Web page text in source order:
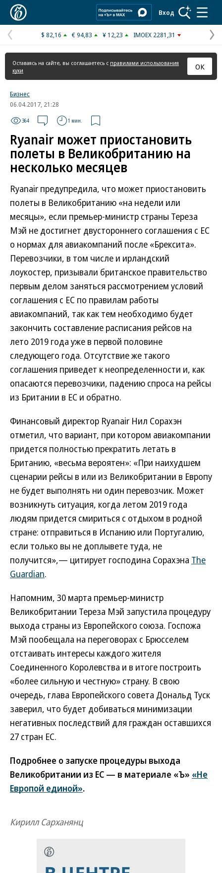
Вход
Предыдущая
страница
$ 82,16 € 94,83 ¥ 12,23 IMOEX 2281,31
Оставаясь на сайте, вы соглашаетесь с правилами использования
куки
ОК
Бизнес
06.04.2017, 21:28
364 1 мин.
Ryanair может приостановить
полеты в Великобританию на
несколько месяцев
Ryanair предупредила, что может приостановить
полеты в Великобританию «на недели или
месяцы», если премьер-министр страны Тереза
Мэй не достигнет двустороннего соглашения с ЕС
о нормах для авиакомпаний после «Брексита».
Перевозчики, в том числе и ирландский
лоукостер, призывали британское правительство
первым делом заняться рассмотрением условий
соглашения с ЕС по правилам работы
авиакомпаний, так как тем необходимо будет
закончить составление расписания рейсов на
лето 2019 года уже в первой половине
следующего года. Отсутствие же такого
соглашения приведет к неопределенности и, как
опасаются перевозчики, падению спроса на рейсы
из Британии в ЕС и обратно.
Финансовый директор Ryanair Нил Сорахэн
отметил, что вариант, при котором авиакомпании
придется полностью прекратить летать в
Британию, «весьма вероятен»: «При наихудшем
сценарии рейсы в или из Великобритании в Европу
не будет выполнять ни один перевозчик. Может
возникнуть ситуация, когда летом 2019 года
людям придется смириться с отдыхом в родной
стране: отправиться в Испанию или Португалию,
если только вы не доплывете туда, не
получится»,— цитирует господина Сорахэна The
Guardian.
Напомним, 30 марта премьер-министр
Великобритании Тереза Мэй запустила процедуру
выхода страны из Европейского союза. Госпожа
Мэй пообещала на переговорах с Брюсселем
отстаивать интересы каждого жителя
Соединенного Королевства и в итоге построить
«более сильную и честную» страну. В свою
очередь, глава Европейского совета Дональд Туск
заверил, что будет добиваться минимизации
негативных последствий для граждан оставшихся
27 стран ЕС.
Подробнее о запуске процедуры выхода
Великобритании из ЕС — в материале «Ъ» «Не
Европой единой».
Кирилл Сарханянц